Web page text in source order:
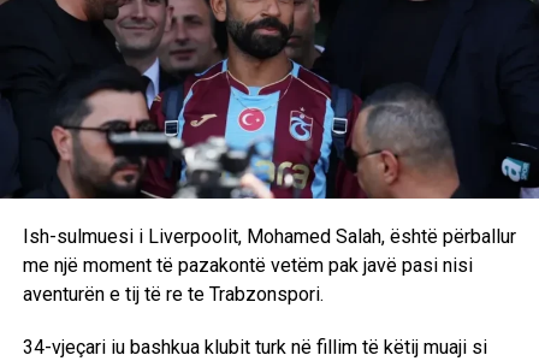
RELATED TOPICS:
UP NEXT
Belgjika mposht bindshëm SHBA-në dhe siguron
çerekfinalen e Botërorit
DON'T MISS
Zvicra mposht Kolumbinë me penallti dhe prek
çerekfinalen historike në Kupën e Botës
Ish-sulmuesi i Liverpoolit, Mohamed Salah, është përballur
me një moment të pazakontë vetëm pak javë pasi nisi
aventurën e tij të re te Trabzonspori.
34-vjeçari iu bashkua klubit turk në fillim të këtij muaji si